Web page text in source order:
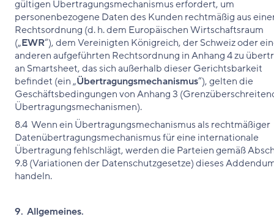
gültigen Übertragungsmechanismus erfordert, um
personenbezogene Daten des Kunden rechtmäßig aus
Rechtsordnung (d. h. dem Europäischen Wirtschaftsraum
(„EWR“), dem Vereinigten Königreich, der Schweiz oder
anderen aufgeführten Rechtsordnung in Anhang 4 zu
an Smartsheet, das sich außerhalb dieser Gerichtsbarkeit
befindet (ein „Übertragungsmechanismus“), gelten die
Geschäftsbedingungen von Anhang 3
Übertragungsmechanismen).
8.4 Wenn ein Übertragungsmechanismus als rechtmäßiger
Datenübertragungsmechanismus für eine internationale
Übertragung fehlschlägt, werden die Parteien gemäß
9.8 (Variationen der Datenschutzgesetze) dieses
handeln.
9. Allgemeines.